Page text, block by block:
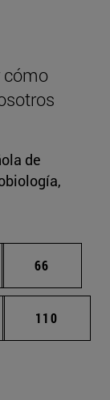
cómo
de
intermedias
Página
66
intermedias
Página
110